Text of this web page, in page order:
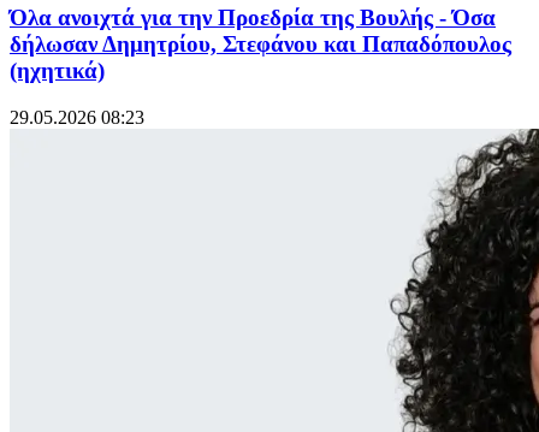
Όλα ανοιχτά για την Προεδρία της Βουλής - Όσα
δήλωσαν Δημητρίου, Στεφάνου και Παπαδόπουλος
(ηχητικά)
29.05.2026 08:23